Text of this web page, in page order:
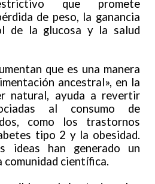
que promete
de peso, la ganancia
de la glucosa y la salud
que es una manera
ancestral», en la
natural, ayuda a revertir
al consumo de
como los trastornos
tipo 2 y la obesidad.
ideas han generado un
comunidad científica.